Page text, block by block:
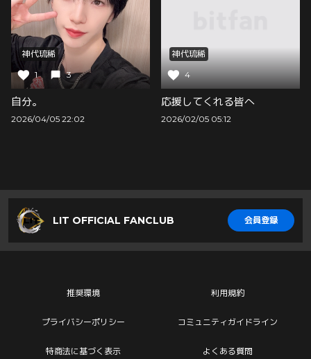
神代琉稀
1
3
自分。
2026/04/05 22:02
神代琉稀
4
応援してくれる皆へ
2026/02/05 05:12
LIT OFFICIAL FANCLUB 会員登録
推奨環境 利用規約
プライバシーポリシー コミュニティガイドライン
特商法に基づく表示 よくある質問